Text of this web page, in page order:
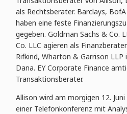
als Rechtsberater. Barclays,
haben eine feste
gegeben. Goldman Sachs & Co.
Co. LLC agieren als
Rifkind, Wharton & Garrison
Dana. EY Corporate Finance
Transaktionsberater.
Allison wird am morgigen 12.
einer Telefonkonferenz mit